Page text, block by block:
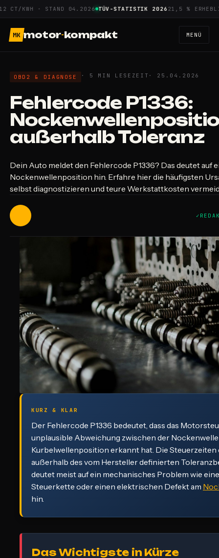
Zum
Inhalt
springen
KWH · STAND 04.2026 TÜV-STATISTIK 202621,5 % ERHEBLICHE
MK motor-kompakt MENÜ
OBD2 & DIAGNOSE · 5 MIN LESEZEIT · 25.04.2026
Fehlercode P1336:
außerhalb Toleranz
Dein Auto meldet den Fehlercode P1336? Das deutet auf
Nockenwellenposition hin. Erfahre hier die häufigsten
selbst diagnostizieren und teure Werkstattkosten
KURZ & KLAR
Der Fehlercode P1336 bedeutet, dass das
unplausible Abweichung zwischen der
Kurbelwellenposition erkannt hat. Die Steuerzeiten
außerhalb des vom Hersteller definierten
deutet meist auf ein mechanisches Problem wie
Steuerkette oder einen elektrischen Defekt am
hin.
Das Wichtigste in Kürze